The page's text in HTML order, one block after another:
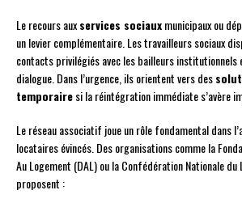
Le recours auxservices sociauxmunicipaux ou
un levier complémentaire. Les travailleurs sociaux
contacts privilégiés avec les bailleurs
dialogue. Dans l’urgence, ils orientent vers des
temporairesi la réintégration immédiate s’avère
Le réseau associatif joue un rôle fondamental dans
locataires évincés. Des organisations comme la
Au Logement (DAL) ou la Confédération Nationale du
proposent :